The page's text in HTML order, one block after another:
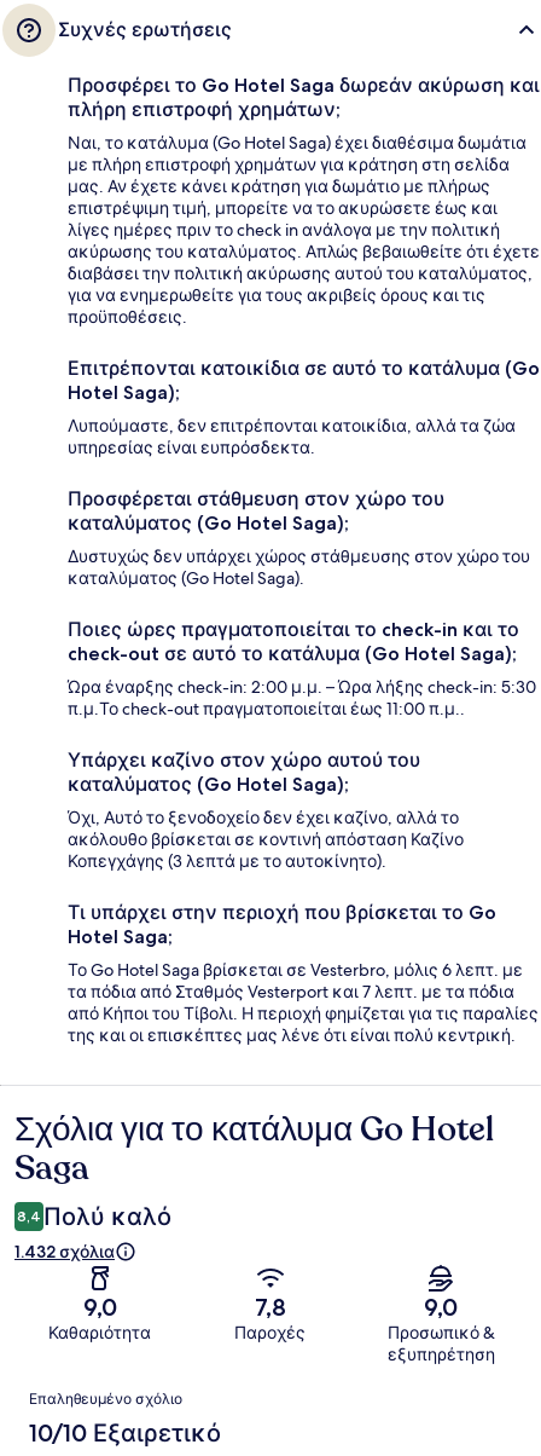
Συχνές ερωτήσεις
Προσφέρει το Go Hotel Saga δωρεάν ακύρωση και
πλήρη επιστροφή χρημάτων;
Ναι, το κατάλυμα (Go Hotel Saga) έχει διαθέσιμα δωμάτια
με πλήρη επιστροφή χρημάτων για κράτηση στη σελίδα
μας. Αν έχετε κάνει κράτηση για δωμάτιο με πλήρως
επιστρέψιμη τιμή, μπορείτε να το ακυρώσετε έως και
λίγες ημέρες πριν το check in ανάλογα με την πολιτική
ακύρωσης του καταλύματος. Απλώς βεβαιωθείτε ότι έχετε
διαβάσει την πολιτική ακύρωσης αυτού του καταλύματος,
για να ενημερωθείτε για τους ακριβείς όρους και τις
προϋποθέσεις.
Επιτρέπονται κατοικίδια σε αυτό το κατάλυμα (Go
Hotel Saga);
Λυπούμαστε, δεν επιτρέπονται κατοικίδια, αλλά τα ζώα
υπηρεσίας είναι ευπρόσδεκτα.
Προσφέρεται στάθμευση στον χώρο του
καταλύματος (Go Hotel Saga);
Δυστυχώς δεν υπάρχει χώρος στάθμευσης στον χώρο του
καταλύματος (Go Hotel Saga).
Ποιες ώρες πραγματοποιείται το check-in και το
check-out σε αυτό το κατάλυμα (Go Hotel Saga);
Ώρα έναρξης check-in: 2:00 μ.μ. – Ώρα λήξης check-in: 5:30
π.μ.Το check-out πραγματοποιείται έως 11:00 π.μ..
Υπάρχει καζίνο στον χώρο αυτού του
καταλύματος (Go Hotel Saga);
Όχι, Αυτό το ξενοδοχείο δεν έχει καζίνο, αλλά το
ακόλουθο βρίσκεται σε κοντινή απόσταση Καζίνο
Κοπεγχάγης (3 λεπτά με το αυτοκίνητο).
Τι υπάρχει στην περιοχή που βρίσκεται το Go
Hotel Saga;
Το Go Hotel Saga βρίσκεται σε Vesterbro, μόλις 6 λεπτ. με
τα πόδια από Σταθμός Vesterport και 7 λεπτ. με τα πόδια
από Κήποι του Τίβολι. Η περιοχή φημίζεται για τις παραλίες
της και οι επισκέπτες μας λένε ότι είναι πολύ κεντρική.
Σχόλια
Σχόλια για το κατάλυμα Go Hotel
Saga
8,4 Πολύ καλό
1.432 σχόλια
9,0
Καθαριότητα
7,8
Παροχές
9,0
Προσωπικό &
εξυπηρέτηση
Σχόλια
Επαληθευμένο σχόλιο
10/10 Εξαιρετικό